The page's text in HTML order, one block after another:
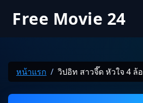
Free Movie 24
หน้าแรก วิปอิท สาวจี๊ด หัวใจ 4 ล้อ